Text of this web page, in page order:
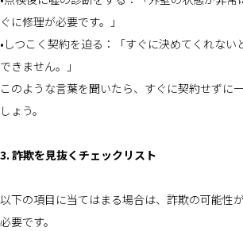
ぐに修理が必要です。」
•しつこく契約を迫る：「すぐに決めてくれない
できません。」
このような言葉を聞いたら、すぐに契約せずに
しょう。
3. 詐欺を見抜くチェックリスト
以下の項目に当てはまる場合は、詐欺の可能性
必要です。